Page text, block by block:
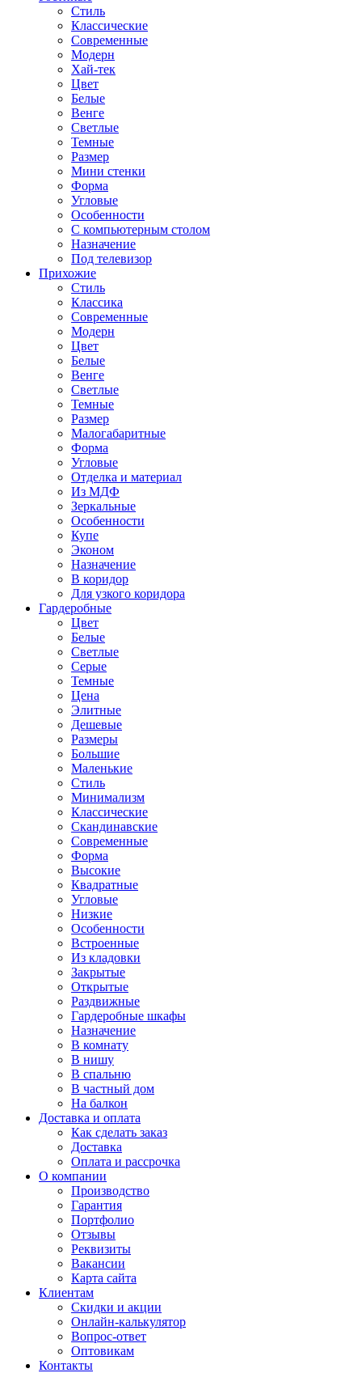
Стиль
Классические
Современные
Модерн
Хай-тек
Цвет
Белые
Венге
Светлые
Темные
Размер
Мини стенки
Форма
Угловые
Особенности
С компьютерным столом
Назначение
Под телевизор
Прихожие
Стиль
Классика
Современные
Модерн
Цвет
Белые
Венге
Светлые
Темные
Размер
Малогабаритные
Форма
Угловые
Отделка и материал
Из МДФ
Зеркальные
Особенности
Купе
Эконом
Назначение
В коридор
Для узкого коридора
Гардеробные
Цвет
Белые
Светлые
Серые
Темные
Цена
Элитные
Дешевые
Размеры
Большие
Маленькие
Стиль
Минимализм
Классические
Скандинавские
Современные
Форма
Высокие
Квадратные
Угловые
Низкие
Особенности
Встроенные
Из кладовки
Закрытые
Открытые
Раздвижные
Гардеробные шкафы
Назначение
В комнату
В нишу
В спальню
В частный дом
На балкон
Доставка и оплата
Как сделать заказ
Доставка
Оплата и рассрочка
О компании
Производство
Гарантия
Портфолио
Отзывы
Реквизиты
Вакансии
Карта сайта
Клиентам
Скидки и акции
Онлайн-калькулятор
Вопрос-ответ
Оптовикам
Контакты